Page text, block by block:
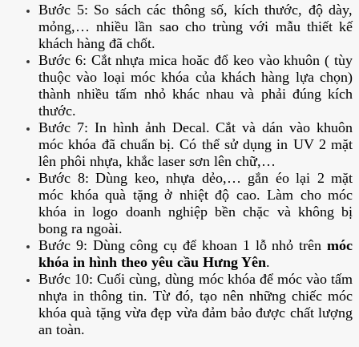
Bước 5: So sách các thông số, kích thước, độ dày,
mỏng,… nhiều lần sao cho trùng với mẫu thiết kế
khách hàng đã chốt.
Bước 6: Cắt nhựa mica hoăc đổ keo vào khuôn ( tùy
thuộc vào loại móc khóa của khách hàng lựa chọn)
thành nhiều tấm nhỏ khác nhau và phải đúng kích
thước.
Bước 7: In hình ảnh Decal. Cắt và dán vào khuôn
móc khóa đã chuẩn bị. Có thể sử dụng in UV 2 mặt
lên phôi nhựa, khắc laser sơn lên chữ,…
Bước 8: Dùng keo, nhựa dẻo,… gắn éo lại 2 mặt
móc khóa quà tặng ở nhiệt độ cao. Làm cho móc
khóa in logo doanh nghiệp bền chặc và không bị
bong ra ngoài.
Bước 9: Dùng công cụ để khoan 1 lỗ nhỏ trên móc
khóa in hình theo yêu cầu Hưng Yên.
Bước 10: Cuối cùng, dùng móc khóa để móc vào tấm
nhựa in thông tin. Từ đó, tạo nên những chiếc móc
khóa quà tặng vừa đẹp vừa đảm bảo được chất lượng
an toàn.